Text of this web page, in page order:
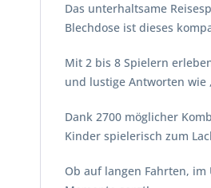
Das unterhaltsame
Blechdose ist dieses
Mit 2 bis 8 Spielern
und lustige Antworten wie
Dank 2700 möglicher
Kinder spielerisch zum
Ob auf langen Fahrten,